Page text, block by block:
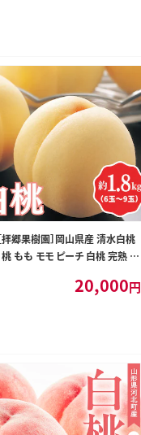
拝郷果樹園］岡山県産 清水白桃
もも モモ ピーチ 白桃 完熟 朝
特産 特産品 送料無料 食べ比
20,000円